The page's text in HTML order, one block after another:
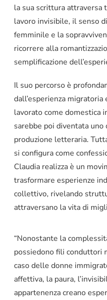
la sua scrittura attraversa
lavoro invisibile, il senso
femminile e la
ricorrere alla
semplificazione
Il suo percorso è
dall’esperienza
lavorato come domestica
sarebbe poi diventata
produzione letteraria.
si configura come
Claudia realizza è un
trasformare esperienze
collettivo, rivelando
attraversano la vita di
“Nonostante la
possiedono fili conduttori
caso delle donne
affettiva, la paura,
appartenenza creano